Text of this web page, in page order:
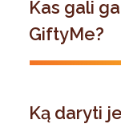
Kas gali
GiftyMe?
Ką daryti